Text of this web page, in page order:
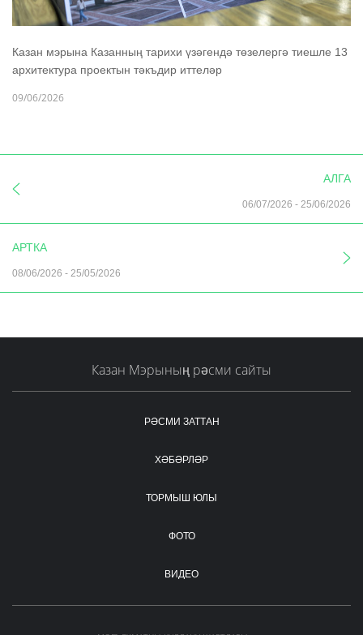
Казан мэрына Казанның тарихи үзәгендә төзелергә тиешле 13
архитектура проектын тәкъдир иттеләр
09/06/2026
АЛГА
06/07/2026 - 25/06/2026
АРТКА
08/06/2026 - 25/05/2026
Казан Мэрының рәсми сайты
РӘСМИ ЗАТТАН
ХӘБӘРЛӘР
ТОРМЫШ ЮЛЫ
ФОТО
ВИДЕО